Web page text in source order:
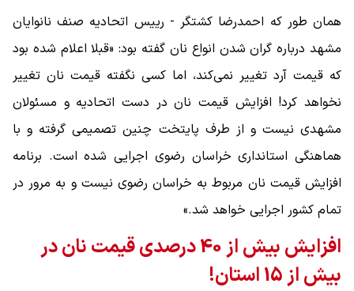
همان طور که احمدرضا کشتگر - رییس اتحادیه صنف نانوایان
مشهد درباره گران شدن انواع نان گفته بود: «قبلا اعلام شده بود
که قیمت آرد تغییر نمی‌کند، اما کسی نگفته قیمت نان تغییر
نخواهد کرد! افزایش قیمت نان در دست اتحادیه و مسئولان
مشهدی نیست و از طرف پایتخت چنین تصمیمی گرفته و با
هماهنگی استانداری خراسان رضوی اجرایی شده است. برنامه
افزایش قیمت نان مربوط به خراسان رضوی نیست و به مرور در
تمام کشور اجرایی خواهد شد.»
افزایش بیش از 40 درصدی قیمت نان در
بیش از 15 استان!